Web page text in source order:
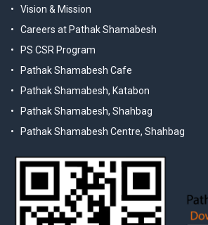
Vision & Mission
Careers at Pathak Shamabesh
PS CSR Program
Pathak Shamabesh Cafe
Pathak Shamabesh, Katabon
Pathak Shamabesh, Shahbag
Pathak Shamabesh Centre, Shahbag